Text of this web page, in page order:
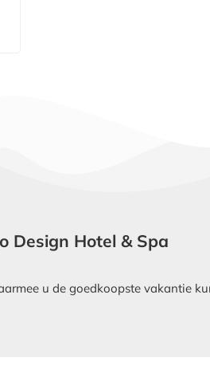
Design Hotel & Spa
u de goedkoopste vakantie